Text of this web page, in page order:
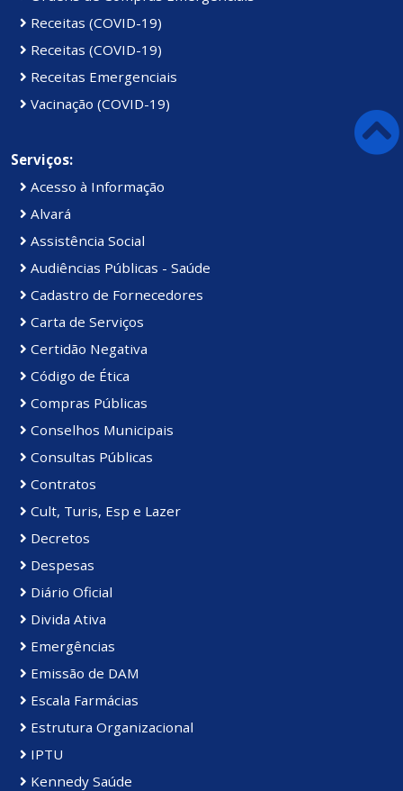
Receitas (COVID-19)
Receitas (COVID-19)
Receitas Emergenciais
Vacinação (COVID-19)
Serviços:
Acesso à Informação
Alvará
Assistência Social
Audiências Públicas - Saúde
Cadastro de Fornecedores
Carta de Serviços
Certidão Negativa
Código de Ética
Compras Públicas
Conselhos Municipais
Consultas Públicas
Contratos
Cult, Turis, Esp e Lazer
Decretos
Despesas
Diário Oficial
Divida Ativa
Emergências
Emissão de DAM
Escala Farmácias
Estrutura Organizacional
IPTU
Kennedy Saúde